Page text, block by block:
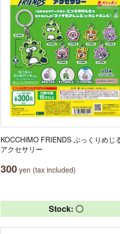
KOCCHIMO FRIENDS ぷっくりめじ
アクセサリー
300 yen (tax included)
Stock: 〇